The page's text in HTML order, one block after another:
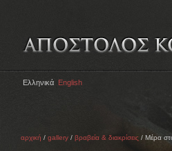
Ελληνικά English
αρχική / gallery / βραβεία & διακρίσεις / Μέρα